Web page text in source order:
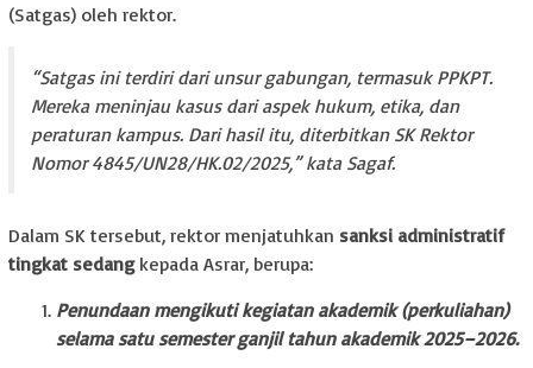
(Satgas) oleh rektor.
“Satgas ini terdiri dari unsur gabungan, termasuk PPKPT.
Mereka meninjau kasus dari aspek hukum, etika, dan
peraturan kampus. Dari hasil itu, diterbitkan SK Rektor
Nomor 4845/UN28/HK.02/2025,” kata Sagaf.
Dalam SK tersebut, rektor menjatuhkan sanksi administratif
tingkat sedangkepada Asrar, berupa:
Penundaan mengikuti kegiatan akademik (perkuliahan)
selama satu semester ganjil tahun akademik 2025–2026.